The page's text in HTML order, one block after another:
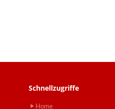
Schnellzugriffe
Home